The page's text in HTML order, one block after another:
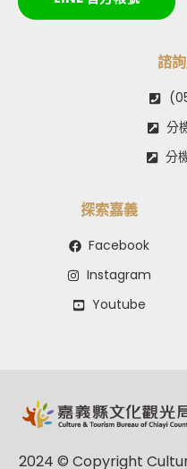
諮
分
分
探索嘉義
Facebook
Instagram
Youtube
2024 © Copyright